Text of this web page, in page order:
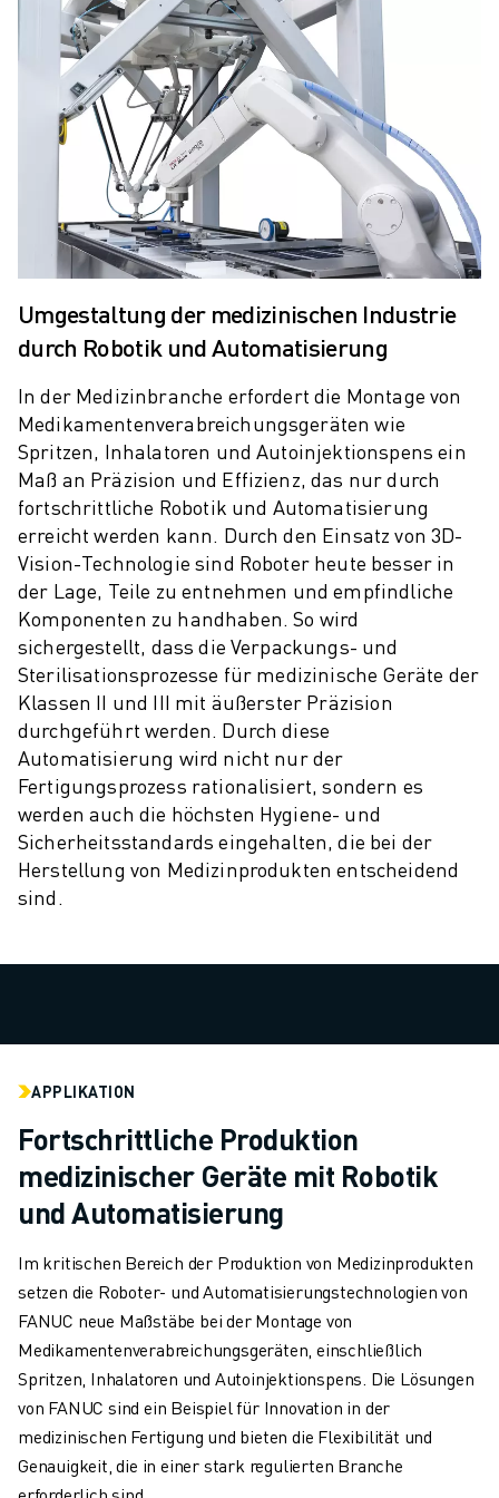
ELEKTRISCHE SPRITZGUSSMASCHINEN
ROBOSHOT-FILTER
ROBOSHOT ELEKTRISCHE SPRITZGUSSMASCHINEN
ROBOSHOT HARDWARE
ROBOSHOT SOFTWARE
ROBOSHOT NACHHALTIGKEIT
ROBOSHOT ROBOTER-PAKET
ROBOSHOT VORBEUGENDE WARTUNG
ROBOSHOT TOTAL COST OF OWNERSHIP
DRAHTERODIERMASCHINEN
ROBOCUT HARDWARE
ROBOCUT SOFTWARE
ROBOCUT NACHHALTIGKEIT
IIOT-LÖSUNGEN
INTELLIGENTE FABRIKLÖSUNGEN
PRODUKTREGISTRIERUNG » FANUC PORTAL
FALLBEISPIELE
LÖSUNGEN
BRANCHEN
ALLE BRANCHEN
LUFT- UND RAUMFAHRT
AUTOMOBIL
ELEKTRISCHE FAHRZEUGE
ELEKTRONIK
LEBENSMITTEL UND GETRÄNKE
MEDIZIN
KUNSTSTOFFE
LAGERHALTUNG, LOGISTIK, POST & PAKET
APPLIKATIONEN
ALLE APPLIKATIONEN
LICHTBOGENSCHWEISSEN
CNC-FRÄSEN
SPRITZGUSS
MASCHINENBEDIENUNG
LACKIEREN
PALETTIEREN
PUNKTSCHWEISSEN
VISION INSPEKTION
DRAHTERODIERMASCHINE
FALLBEISPIELE
KUNDENDIENST
KUNDENBETREUUNG
FANUC PLÄNE
FIELD & WARTUNG
Umgestaltung der medizinischen Industrie
durch Robotik und Automatisierung
In der Medizinbranche erfordert die Montage von
Medikamentenverabreichungsgeräten wie
Spritzen, Inhalatoren und Autoinjektionspens ein
Maß an Präzision und Effizienz, das nur durch
fortschrittliche Robotik und Automatisierung
erreicht werden kann. Durch den Einsatz von 3D-
Vision-Technologie sind Roboter heute besser in
der Lage, Teile zu entnehmen und empfindliche
Komponenten zu handhaben. So wird
sichergestellt, dass die Verpackungs- und
Sterilisationsprozesse für medizinische Geräte der
Klassen II und III mit äußerster Präzision
durchgeführt werden. Durch diese
Automatisierung wird nicht nur der
Fertigungsprozess rationalisiert, sondern es
werden auch die höchsten Hygiene- und
Sicherheitsstandards eingehalten, die bei der
Herstellung von Medizinprodukten entscheidend
sind.
APPLIKATION
Fortschrittliche Produktion
medizinischer Geräte mit Robotik
und Automatisierung
Im kritischen Bereich der Produktion von Medizinprodukten
setzen die Roboter- und Automatisierungstechnologien von
FANUC neue Maßstäbe bei der Montage von
Medikamentenverabreichungsgeräten, einschließlich
Spritzen, Inhalatoren und Autoinjektionspens. Die Lösungen
von FANUC sind ein Beispiel für Innovation in der
medizinischen Fertigung und bieten die Flexibilität und
Genauigkeit, die in einer stark regulierten Branche